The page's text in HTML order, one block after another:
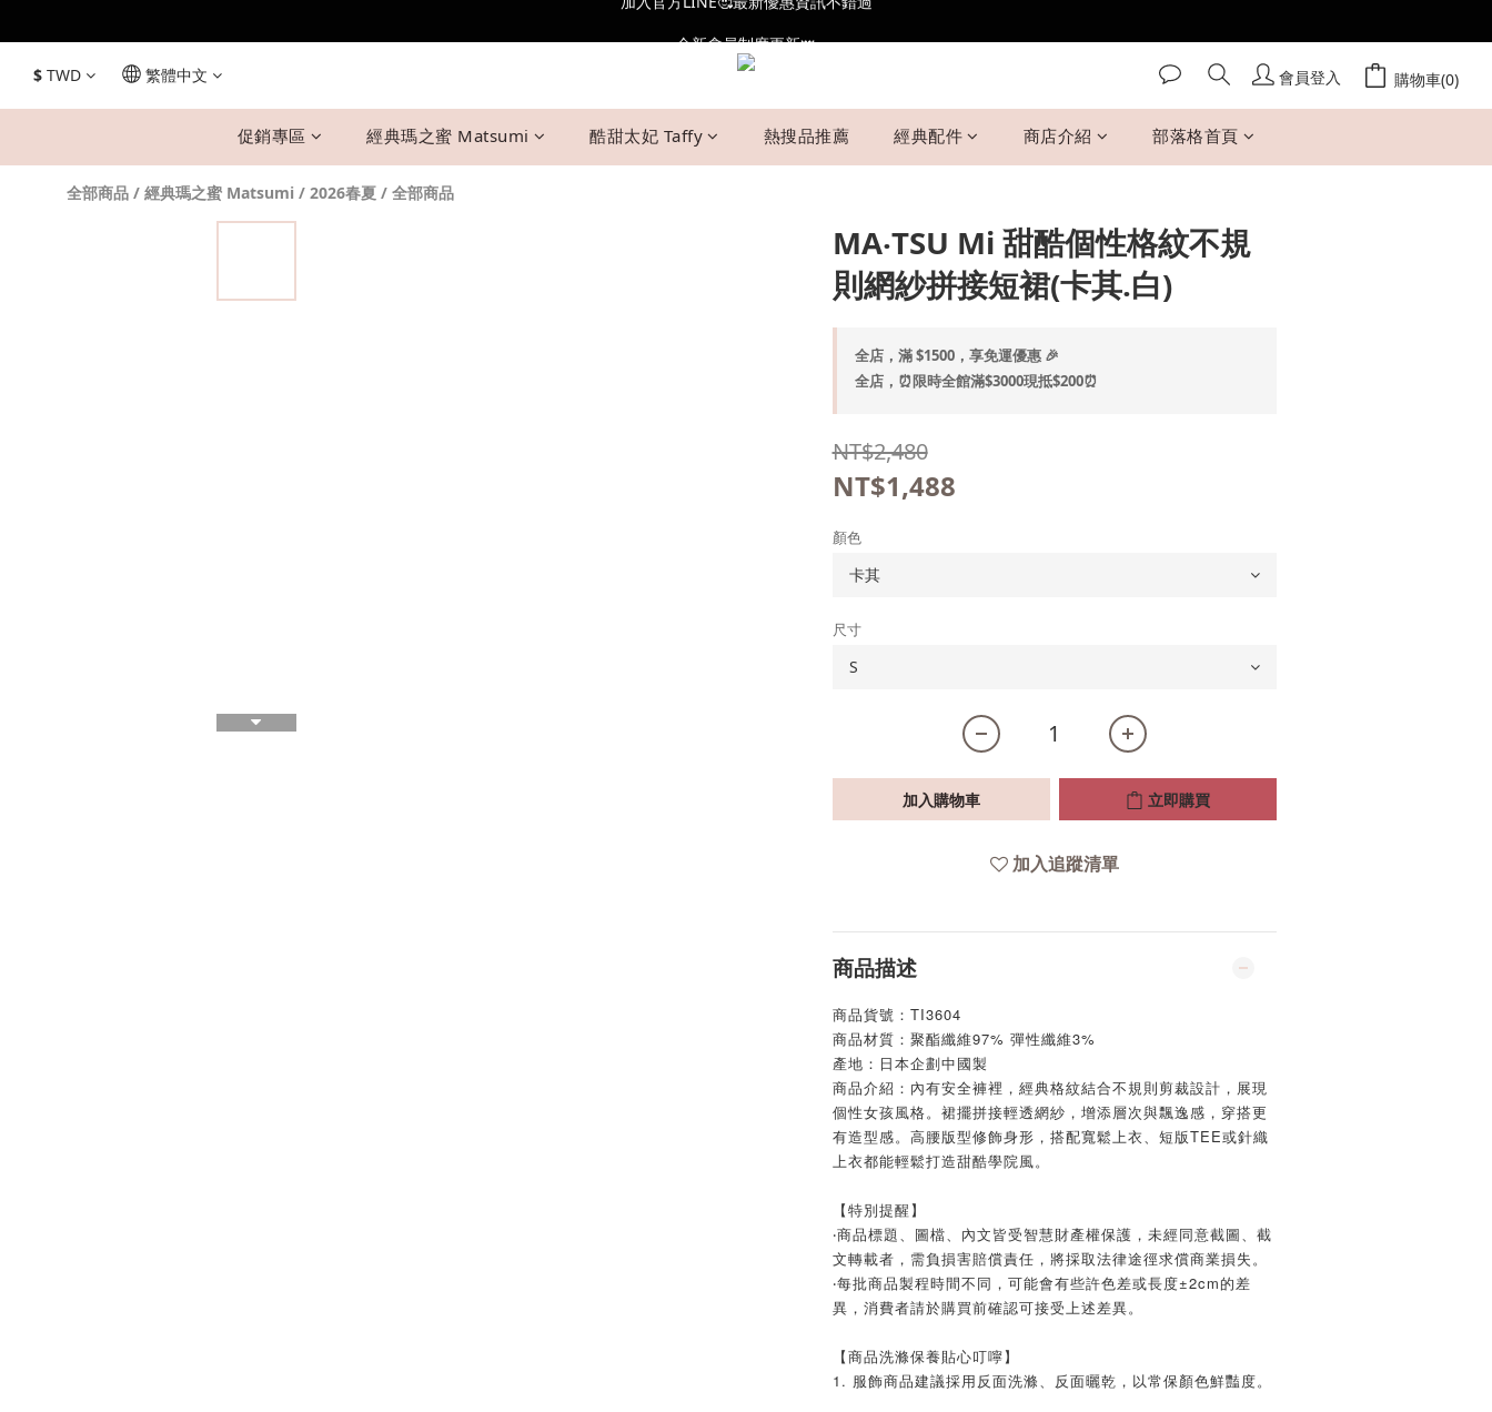
加入官方LINE🥰最新優惠資訊不錯過
全新會員制度更新👑
$ TWD 繁體中文 會員登入 購物車(0)
促銷專區 經典瑪之蜜 Matsumi 酷甜太妃 Taffy 熱搜品推薦 經典配件 商店介紹 部落格首頁
全部商品 / 經典瑪之蜜 Matsumi / 2026春夏 / 全部商品
MA‧TSU Mi 甜酷個性格紋不規
則網紗拼接短裙(卡其.白)
全店，滿 $1500，享免運優惠 🎉
全店，⏰限時全館滿$3000現抵$200⏰
NT$2,480
NT$1,488
顏色
尺寸
加入購物車 立即購買
加入追蹤清單
商品描述
商品貨號：TI3604
商品材質：聚酯纖維97% 彈性纖維3%
產地：日本企劃中國製
商品介紹：內有安全褲裡，經典格紋結合不規則剪裁設計，展現
個性女孩風格。裙擺拼接輕透網紗，增添層次與飄逸感，穿搭更
有造型感。高腰版型修飾身形，搭配寬鬆上衣、短版TEE或針織
上衣都能輕鬆打造甜酷學院風。
【特別提醒】
‧商品標題、圖檔、內文皆受智慧財產權保護，未經同意截圖、截
文轉載者，需負損害賠償責任，將採取法律途徑求償商業損失。
‧每批商品製程時間不同，可能會有些許色差或長度±2cm的差
異，消費者請於購買前確認可接受上述差異。
【商品洗滌保養貼心叮嚀】
1. 服飾商品建議採用反面洗滌、反面曬乾，以常保顏色鮮豔度。
立即購買